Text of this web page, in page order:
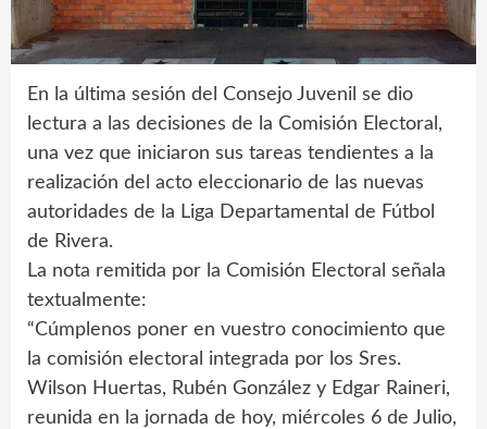
En la última sesión del Consejo Juvenil se dio
lectura a las decisiones de la Comisión Electoral,
una vez que iniciaron sus tareas tendientes a la
realización del acto eleccionario de las nuevas
autoridades de la Liga Departamental de Fútbol
de Rivera.
La nota remitida por la Comisión Electoral señala
textualmente:
“Cúmplenos poner en vuestro conocimiento que
la comisión electoral integrada por los Sres.
Wilson Huertas, Rubén González y Edgar Raineri,
reunida en la jornada de hoy, miércoles 6 de Julio,